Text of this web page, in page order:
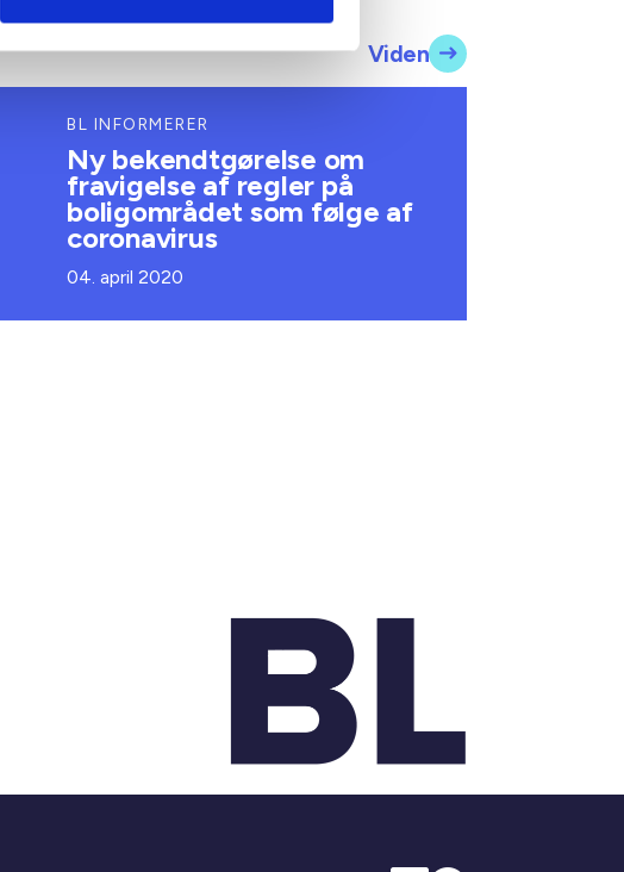
Viden
BL INFORMERER
Ny bekendtgørelse om
fravigelse af regler på
boligområdet som følge af
coronavirus
04. april 2020